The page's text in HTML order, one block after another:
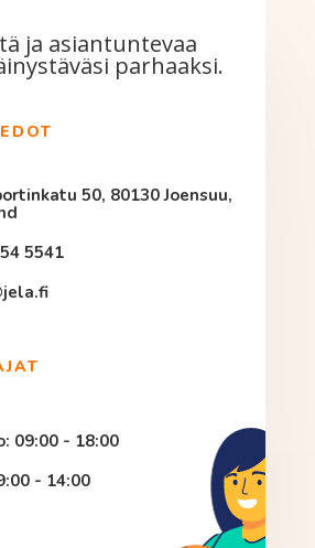
ja asiantuntevaa
parhaaksi.
50, 80130 Joensuu,
5541
09:00 - 18:00
- 14:00